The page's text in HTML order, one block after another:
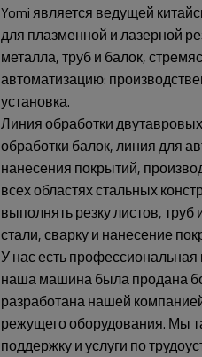
Yomi является ведущей
для плазменной и лазерной
металла, труб и балок,
автоматизацию:
установка.
Линия обработки
обработки балок, линия для
нанесения покрытий,
всех областях стальных
выполнять резку листов,
стали, сварку и нанесение
У нас есть
наша машина была продана
разработана нашей
режущего оборудования. Мы
поддержку и услуги по